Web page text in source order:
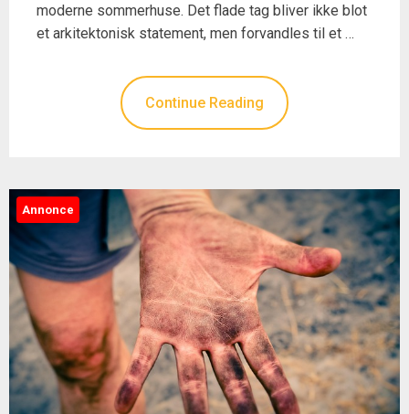
moderne sommerhuse. Det flade tag bliver ikke blot
et arkitektonisk statement, men forvandles til et …
Continue Reading
Annonce